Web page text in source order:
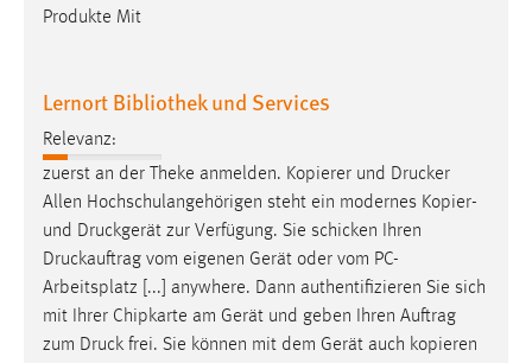
Produkte Mit
Lernort Bibliothek und Services
Relevanz:
zuerst an der Theke anmelden. Kopierer und Drucker
Allen Hochschulangehörigen steht ein modernes Kopier-
und Druckgerät zur Verfügung. Sie schicken Ihren
Druckauftrag vom eigenen Gerät oder vom PC-
Arbeitsplatz [...] anywhere. Dann authentifizieren Sie sich
mit Ihrer Chipkarte am Gerät und geben Ihren Auftrag
zum Druck frei. Sie können mit dem Gerät auch kopieren